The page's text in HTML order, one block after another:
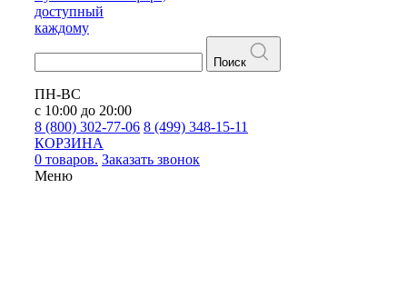
доступный
каждому
Поиск
ПН-ВС
с 10:00 до 20:00
8 (800) 302-77-06 8 (499) 348-15-11
КОРЗИНА
0 товаров. Заказать звонок
Меню